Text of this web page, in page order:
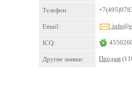
Телефон:
Email:
ICQ:
Другие заявки: Продам